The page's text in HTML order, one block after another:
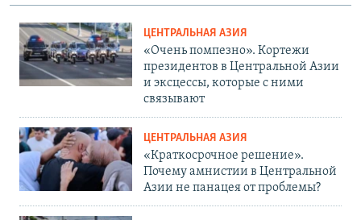
ЦЕНТРАЛЬНАЯ АЗИЯ
«Очень помпезно». Кортежи
президентов в Центральной Азии
и эксцессы, которые с ними
связывают
ЦЕНТРАЛЬНАЯ АЗИЯ
«Краткосрочное решение».
Почему амнистии в Центральной
Азии не панацея от проблемы?